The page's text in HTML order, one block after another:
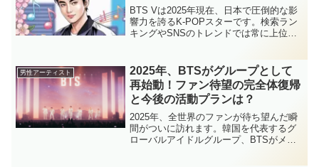
BTS Vは2025年現在、日本で圧倒的な影
響力を誇るK-POPスターです。検索ラン
キングやSNSのトレンドでは常に上位を
や「BTS V ソロ活動」などのキー...
男性アーティスト
2025年、BTSがグループとして
再始動！ファン待望の完全体復帰
と今後の活動プランは？
2025年、全世界のファンが待ち望んだ瞬
間がついに訪れます。韓国を代表するグ
ローバルアイドルグループ、BTSがメン